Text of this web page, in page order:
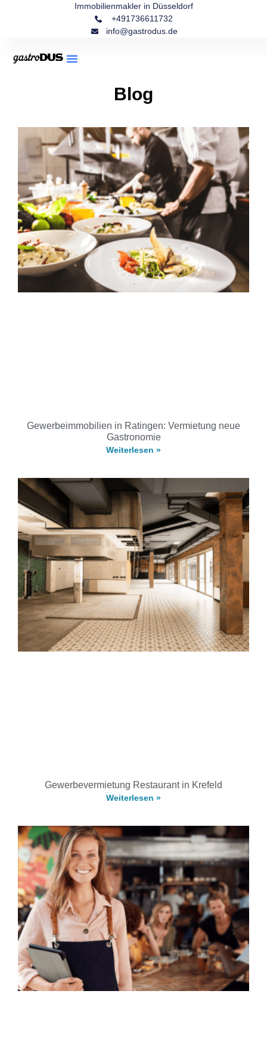
Immobilienmakler in Düsseldorf
info@gastrodus.de
+491736611732
Blog
Gewerbeimmobilien in Ratingen: Vermietung neue
Gastronomie
Weiterlesen »
Gewerbevermietung Restaurant in Krefeld
Weiterlesen »